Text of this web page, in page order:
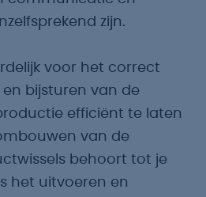
zijn.
voor het correct
bijsturen van de
efficiënt te laten
van de
behoort tot je
het uitvoeren en